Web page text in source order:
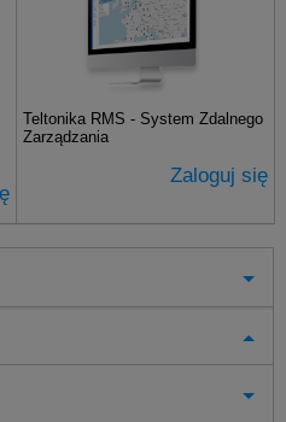
Teltonika RMS - System Zdalnego
Zarządzania
Zaloguj się